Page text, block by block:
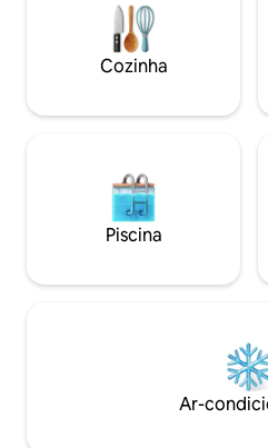
observar, sem sair da cama, o sol
refletido no mar ao amanhecer;
no terraço ao luar sentindo a
brisa ... são experiências
iluminada e fica de frente para
e o terraço do quarto principal
rede para tomar sol, relaxar e
vista ou apenas ler um bom livro. E qual a
distância da praia? Bem, ao
até a praia ou até as
e "charcones" espetaculares
praia tranquila onde você pode
descansar, praticar esportes
Cozinha
Piscina
Ar-